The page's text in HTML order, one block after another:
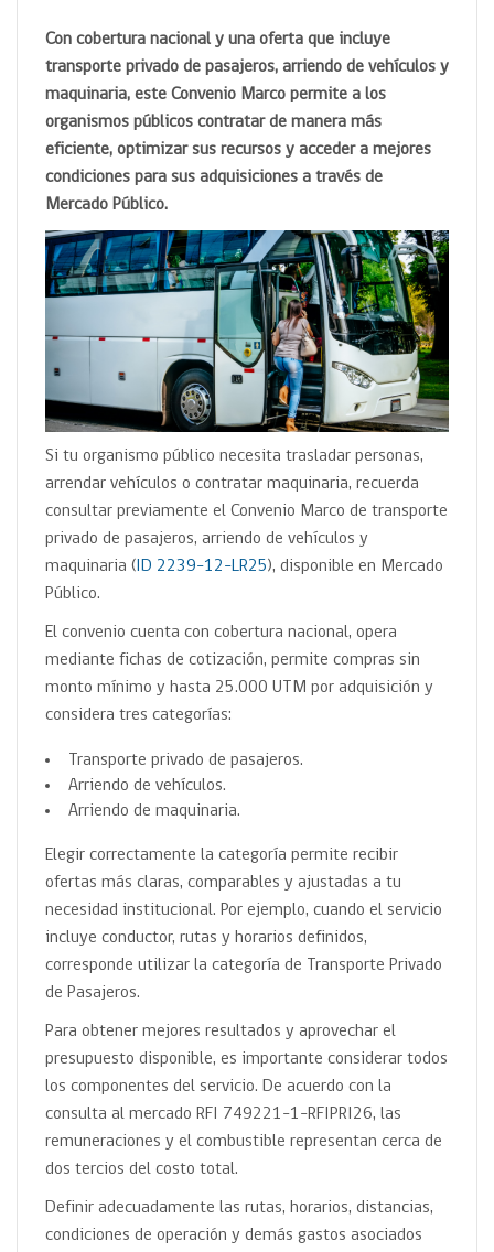
Con cobertura nacional y una oferta que incluye
transporte privado de pasajeros, arriendo de vehículos y
maquinaria, este Convenio Marco permite a los
organismos públicos contratar de manera más
eficiente, optimizar sus recursos y acceder a mejores
condiciones para sus adquisiciones a través de
Mercado Público.
Si tu organismo público necesita trasladar personas,
arrendar vehículos o contratar maquinaria, recuerda
consultar previamente el Convenio Marco de transporte
privado de pasajeros, arriendo de vehículos y
maquinaria ( ID 2239-12-LR25), disponible en Mercado
Público.
El convenio cuenta con cobertura nacional, opera
mediante fichas de cotización, permite compras sin
monto mínimo y hasta 25.000 UTM por adquisición y
considera tres categorías:
Transporte privado de pasajeros.
Arriendo de vehículos.
Arriendo de maquinaria.
Elegir correctamente la categoría permite recibir
ofertas más claras, comparables y ajustadas a tu
necesidad institucional. Por ejemplo, cuando el servicio
incluye conductor, rutas y horarios definidos,
corresponde utilizar la categoría de Transporte Privado
de Pasajeros.
Para obtener mejores resultados y aprovechar el
presupuesto disponible, es importante considerar todos
los componentes del servicio. De acuerdo con la
consulta al mercado RFI 749221-1-RFIPRI26, las
remuneraciones y el combustible representan cerca de
dos tercios del costo total.
Definir adecuadamente las rutas, horarios, distancias,
condiciones de operación y demás gastos asociados